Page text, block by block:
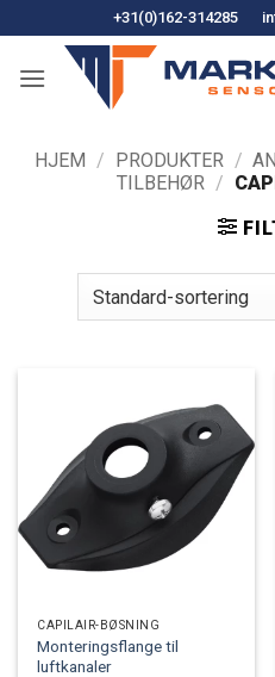
til
indhold
+31(0)162-314285
HJEM / PRODUKTER /
TILBEHØR /
CAPILAIR-BØSNING
Monteringsflange til
luftkanaler